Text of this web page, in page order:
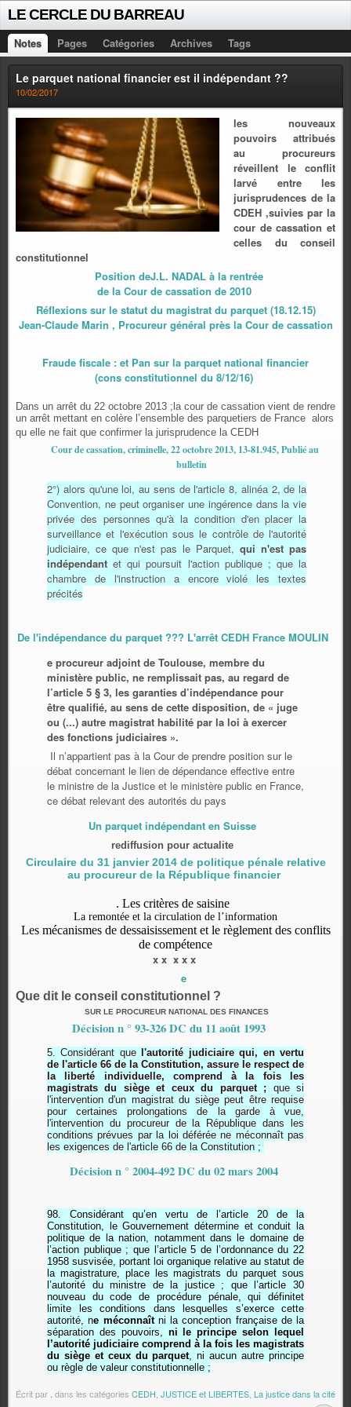
LE CERCLE DU BARREAU
Notes Pages Catégories Archives Tags
Le parquet national financier est il indépendant ??
10/02/2017
les nouveaux
pouvoirs attribués
au procureurs
réveillent le conflit
larvé entre les
jurisprudences de la
CDEH ,suivies par la
cour de cassation et
celles du conseil
constitutionnel
Position deJ.L. NADAL à la rentrée
de la Cour de cassation de 2010
Réflexions sur le statut du magistrat du parquet (18.12.15)
Jean-Claude Marin , Procureur général près la Cour de cassation
Fraude fiscale : et Pan sur la parquet national financier
(cons constitutionnel du 8/12/16)
Dans un arrêt du 22 octobre 2013 ;la cour de cassation vient de rendre
un arrêt mettant en colère l’ensemble des parquetiers de France alors
qu elle ne fait que confirmer la jurisprudence la CEDH
Cour de cassation, criminelle, 22 octobre 2013, 13-81.945, Publié au
bulletin
2°) alors qu'une loi, au sens de l'article 8, alinéa 2, de la
Convention, ne peut organiser une ingérence dans la vie
privée des personnes qu'à la condition d'en placer la
surveillance et l'exécution sous le contrôle de l'autorité
judiciaire, ce que n'est pas le Parquet,qui n'est pas
indépendantet qui poursuit l'action publique ; que la
chambre de l'instruction a encore violé les textes
précités
De l'indépendance du parquet ??? L'arrêt CEDH France MOULIN
e procureur adjoint de Toulouse, membre du
ministère public, ne remplissait pas, au regard de
l’article 5 § 3, les garanties d’indépendance pour
être qualifié, au sens de cette disposition, de « juge
ou (...) autre magistrat habilité par la loi à exercer
des fonctions judiciaires ».
Il n’appartient pas à la Cour de prendre position sur le
débat concernant le lien de dépendance effective entre
le ministre de la Justice et le ministère public en France,
ce débat relevant des autorités du pays
Un parquet indépendant en Suisse
rediffusion pour actualite
Circulaire du 31 janvier 2014 de politique pénale relative
au procureur de la République financier
. Les critères de saisine
La remontée et la circulation de l’information
Les mécanismes de dessaisissement et le règlement des conflits
de compétence
x x x x x
e
Que dit le conseil constitutionnel ?
SUR LE PROCUREUR NATIONAL DES FINANCES
Décision n ° 93-326 DC du 11 août 1993
5. Considérant que
l'autorité judiciaire qui, en vertu
de l'article 66 de la Constitution, assure le respect de
la liberté individuelle, comprend à la fois les
magistrats du siège et ceux du parquet ; que si
l'intervention d'un magistrat du siège peut être requise
pour certaines prolongations de la garde à vue,
l'intervention du procureur de la République dans les
conditions prévues par la loi déférée ne méconnaît pas
les exigences de l'article 66 de la Constitution ;
Décision n ° 2004-492 DC du 02 mars 2004
98. Considérant qu’en vertu de l’article 20 de la
Constitution, le Gouvernement détermine et conduit la
politique de la nation, notamment dans le domaine de
l’action publique ; que l’article 5 de l’ordonnance du 22
1958 susvisée, portant loi organique relative au statut de
la magistrature, place les magistrats du parquet sous
l’autorité du ministre de la justice ; que l’article 30
nouveau du code de procédure pénale, qui définitet
limite les conditions dans lesquelles s’exerce cette
autorité, ne méconnaîtni la conception française de la
séparation des pouvoirs, ni le principe selon lequel
l’autorité judiciaire comprend à la fois les magistrats
du siège et ceux du parquet, ni aucun autre principe
ou règle de valeur constitutionnelle ;
Écrit par dans les catégories CEDH JUSTICE et LIBERTES La justice dans la cité